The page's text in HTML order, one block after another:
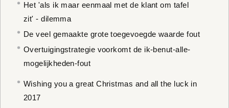
Het 'als ik maar eenmaal met de klant om tafel
zit' - dilemma
De veel gemaakte grote toegevoegde waarde fout
Overtuigingstrategie voorkomt de ik-benut-alle-
mogelijkheden-fout
Wishing you a great Christmas and all the luck in
2017